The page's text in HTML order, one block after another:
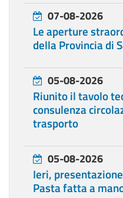
07-08-2026
Le aperture
della Provincia di
05-08-2026
Riunito il tavolo
consulenza
trasporto
05-08-2026
Ieri,
Pasta fatta a